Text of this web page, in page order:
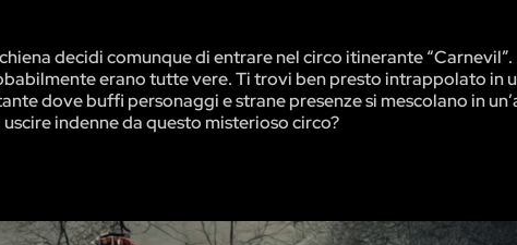
decidi comunque di entrare nel circo itinerante “Carnevil”.
erano tutte vere. Ti trovi ben presto intrappolato in
dove buffi personaggi e strane presenze si mescolano in
indenne da questo misterioso circo?